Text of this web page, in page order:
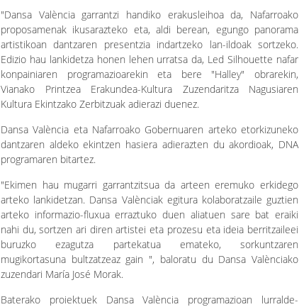
"Dansa València garrantzi handiko erakusleihoa da, Nafarroako
proposamenak ikusarazteko eta, aldi berean, egungo panorama
artistikoan dantzaren presentzia indartzeko lan-ildoak sortzeko.
Edizio hau lankidetza honen lehen urratsa da, Led Silhouette nafar
konpainiaren programazioarekin eta bere "Halley" obrarekin,
Vianako Printzea Erakundea-Kultura Zuzendaritza Nagusiaren
Kultura Ekintzako Zerbitzuak adierazi duenez.
Dansa València eta Nafarroako Gobernuaren arteko etorkizuneko
dantzaren aldeko ekintzen hasiera adierazten du akordioak, DNA
programaren bitartez.
"Ekimen hau mugarri garrantzitsua da arteen eremuko erkidego
arteko lankidetzan. Dansa Valènciak egitura kolaboratzaile guztien
arteko informazio-fluxua erraztuko duen aliatuen sare bat eraiki
nahi du, sortzen ari diren artistei eta prozesu eta ideia berritzaileei
buruzko ezagutza partekatua emateko, sorkuntzaren
mugikortasuna bultzatzeaz gain ", baloratu du Dansa Valènciako
zuzendari María José Morak.
Baterako proiektuek Dansa València programazioan lurralde-